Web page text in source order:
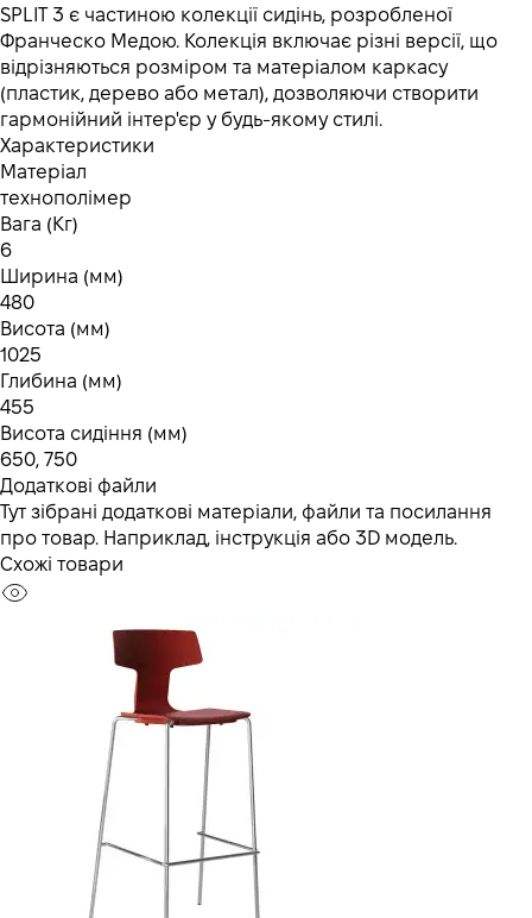
SPLIT 3 є частиною колекції сидінь, розробленої
Франческо Медою. Колекція включає різні версії, що
відрізняються розміром та матеріалом каркасу
(пластик, дерево або метал), дозволяючи створити
гармонійний інтер'єр у будь-якому стилі.
Характеристики
Матеріал
технополімер
Вага (Кг)
6
Ширина (мм)
480
Висота (мм)
1025
Глибина (мм)
455
Висота сидіння (мм)
650, 750
Додаткові файли
Тут зібрані додаткові матеріали, файли та посилання
про товар. Наприклад, інструкція або 3D модель.
Схожі товари